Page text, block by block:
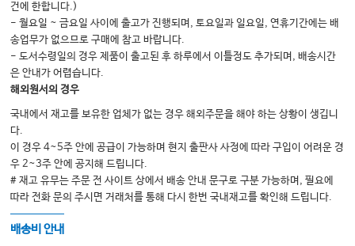
4) 점상 고에코 초점을 동반한 불규칙한 경계의 저에코 결절
5) 불규칙한 경계와 비평행 방향의 저에코 결절
6) 점상 고에코 초점을 동반한 비평행 방향의 저에코 결절
7) 3개의 악성의심 초음파 소견을 모두 동반한 저에코 결절
06. 낮은 의심
1) 기타 질환들
(1) 미만성 갑상선 질환
(2) 수술 부위의 병변들
건에 한합니다.)
- 월요일 ~ 금요일 사이에 출고가 진행되며, 토요일과 일요일, 연휴기간에는 배
송업무가 없으므로 구매에 참고 바랍니다.
- 도서수령일의 경우 제품이 출고된 후 하루에서 이틀정도 추가되며, 배송시간
은 안내가 어렵습니다.
해외원서의 경우
국내에서 재고를 보유한 업체가 없는 경우 해외주문을 해야 하는 상황이 생깁니
다.
이 경우 4~5주 안에 공급이 가능하며 현지 출판사 사정에 따라 구입이 어려운 경
우 2~3주 안에 공지해 드립니다.
# 재고 유무는 주문 전 사이트 상에서 배송 안내 문구로 구분 가능하며, 필요에
따라 전화 문의 주시면 거래처를 통해 다시 한번 국내재고를 확인해 드립니다.
배송비 안내